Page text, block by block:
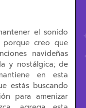
el sonido
creo que
navideñas
y nostálgica; de
en esta
estás buscando
para amenizar